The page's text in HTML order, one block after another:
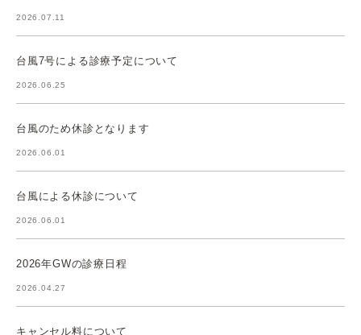
2026.07.11
台風7号による診療予定について
2026.06.25
台風のため休診となります
2026.06.01
台風による休診について
2026.06.01
2026年GWの診療日程
2026.04.27
キャンセル料について